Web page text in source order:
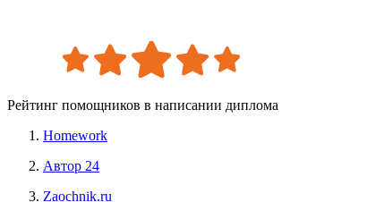
Рейтинг помощников в написании диплома
Homework
Автор 24
Zaochnik.ru